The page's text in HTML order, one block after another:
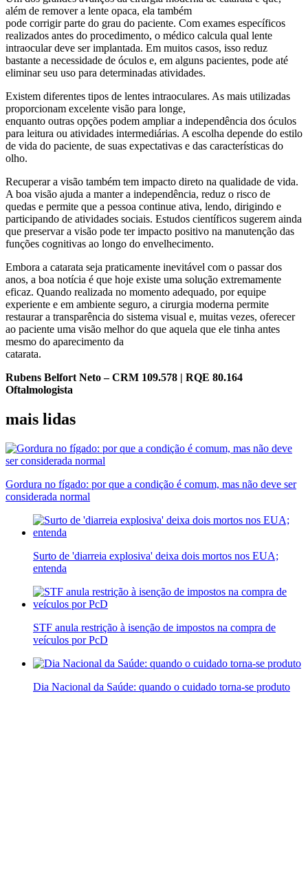
além de remover a lente opaca, ela também
pode corrigir parte do grau do paciente. Com exames específicos
realizados antes do procedimento, o médico calcula qual lente
intraocular deve ser implantada. Em muitos casos, isso reduz
bastante a necessidade de óculos e, em alguns pacientes, pode até
eliminar seu uso para determinadas atividades.
Existem diferentes tipos de lentes intraoculares. As mais utilizadas
proporcionam excelente visão para longe,
enquanto outras opções podem ampliar a independência dos óculos
para leitura ou atividades intermediárias. A escolha depende do estilo
de vida do paciente, de suas expectativas e das características do
olho.
Recuperar a visão também tem impacto direto na qualidade de vida.
A boa visão ajuda a manter a independência, reduz o risco de
quedas e permite que a pessoa continue ativa, lendo, dirigindo e
participando de atividades sociais. Estudos científicos sugerem ainda
que preservar a visão pode ter impacto positivo na manutenção das
funções cognitivas ao longo do envelhecimento.
Embora a catarata seja praticamente inevitável com o passar dos
anos, a boa notícia é que hoje existe uma solução extremamente
eficaz. Quando realizada no momento adequado, por equipe
experiente e em ambiente seguro, a cirurgia moderna permite
restaurar a transparência do sistema visual e, muitas vezes, oferecer
ao paciente uma visão melhor do que aquela que ele tinha antes
mesmo do aparecimento da
catarata.
Rubens Belfort Neto – CRM 109.578 | RQE 80.164
Oftalmologista
mais lidas
Gordura no fígado: por que a condição é comum, mas não deve ser
considerada normal
Surto de 'diarreia explosiva' deixa dois mortos nos EUA;
entenda
STF anula restrição à isenção de impostos na compra de
veículos por PcD
Dia Nacional da Saúde: quando o cuidado torna-se produto